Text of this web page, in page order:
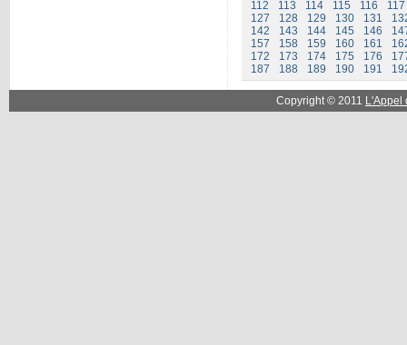
112
113 114 115 116
117
127
128 129 130 131
142
143 144 145 146
157
158 159 160 161
172
173 174 175 176
187
188 189 190 191
Copyright © 2011 L'Appel